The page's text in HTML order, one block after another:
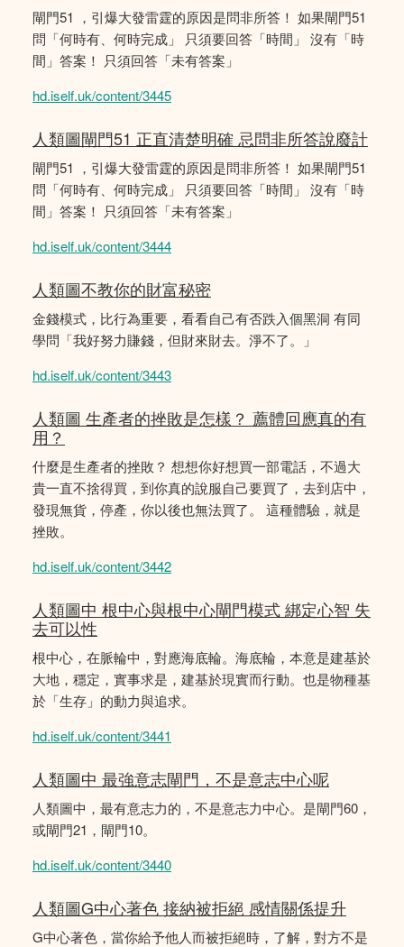
閘門51 ，引爆大發雷霆的原因是問非所答！ 如果閘門51
問「何時有、何時完成」 只須要回答「時間」 沒有「時
間」答案！ 只須回答「未有答案」
hd.iself.uk/content/3445
人類圖閘門51 正直清楚明確 忌問非所答說廢計
閘門51 ，引爆大發雷霆的原因是問非所答！ 如果閘門51
問「何時有、何時完成」 只須要回答「時間」 沒有「時
間」答案！ 只須回答「未有答案」
hd.iself.uk/content/3444
人類圖不教你的財富秘密
金錢模式，比行為重要，看看自己有否跌入個黑洞 有同
學問「我好努力賺錢，但財來財去。淨不了。」
hd.iself.uk/content/3443
人類圖 生產者的挫敗是怎樣？ 薦體回應真的有
用？
什麼是生產者的挫敗？ 想想你好想買一部電話，不過大
貴一直不捨得買，到你真的說服自己要買了，去到店中，
發現無貨，停產，你以後也無法買了。 這種體驗，就是
挫敗。
hd.iself.uk/content/3442
人類圖中 根中心與根中心閘門模式 綁定心智 失
去可以性
根中心，在脈輪中，對應海底輪。海底輪，本意是建基於
大地，穩定，實事求是，建基於現實而行動。也是物種基
於「生存」的動力與追求。
hd.iself.uk/content/3441
人類圖中 最強意志閘門，不是意志中心呢
人類圖中，最有意志力的，不是意志力中心。是閘門60，
或閘門21，閘門10。
hd.iself.uk/content/3440
人類圖G中心著色 接納被拒絕 感情關係提升
G中心著色，當你給予他人而被拒絕時，了解，對方不是